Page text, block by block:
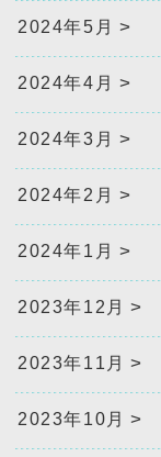
2024年5月
2024年4月
2024年3月
2024年2月
2024年1月
2023年12月
2023年11月
2023年10月